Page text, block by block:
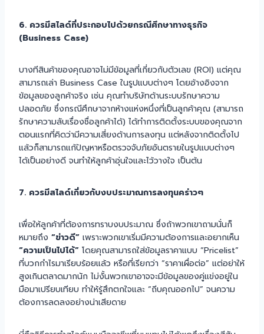
6. ควรมีสไลด์ที่ประกอบไปด้วยกรณีศึกษาทางธุรกิจ
(Business Case)
บางทีสินค้าของคุณอาจไม่มีข้อมูลที่เกี่ยวกับตัวเลข (ROI) แต่คุณ
สามารถเล่า Business Case ในรูปแบบต่างๆ โดยอ้างอิงจาก
ข้อมูลของลูกค้าจริง เช่น คุณทำบริษัทด้านระบบรักษาความ
ปลอดภัย ซึ่งกรณีศึกษาจากห้างแห่งหนึ่งที่เป็นลูกค้าคุณ (สามารถ
รักษาความลับเรื่องชื่อลูกค้าได้) ได้ทำการติดตั้งระบบของคุณจาก
ตอนแรกที่คิดว่ามีความเสี่ยงด้านการลงทุน แต่หลังจากติดตั้งไป
แล้วก็สามารถแก้ปัญหาหรือตรวจจับภัยอันตรายในรูปแบบต่างๆ
ได้เป็นอย่างดี จนทำให้ลูกค้าอุ่นใจและไว้วางใจ เป็นต้น
7. ควรมีสไลด์เกี่ยวกับงบประมาณการลงทุนคร่าวๆ
เพื่อให้ลูกค้าที่ต้องการทราบงบประมาณ ซึ่งถ้าพวกเขาถามนั่นก็
หมายถึง “ข่าวดี” เพราะพวกเขาเริ่มมีความต้องการและอยากเห็น
“ความเป็นไปได้” โดยคุณสามารถใส่ข้อมูลราคาแบบ “Pricelist”
ที่บวกกำไรมาเรียบร้อยแล้ว หรือที่เรียกว่า “ราคาเผื่อต่อ” แต่อย่าให้
สูงเกินตลาดมากนัก ไม่งั้นพวกเขาอาจจะมีข้อมูลของคู่แข่งอยู่ใน
มือมาเปรียบเทียบ ทำให้รู้สึกตกใจและ “ถีบคุณออกไป” จนความ
ต้องการลดลงอย่างน่าเสียดาย